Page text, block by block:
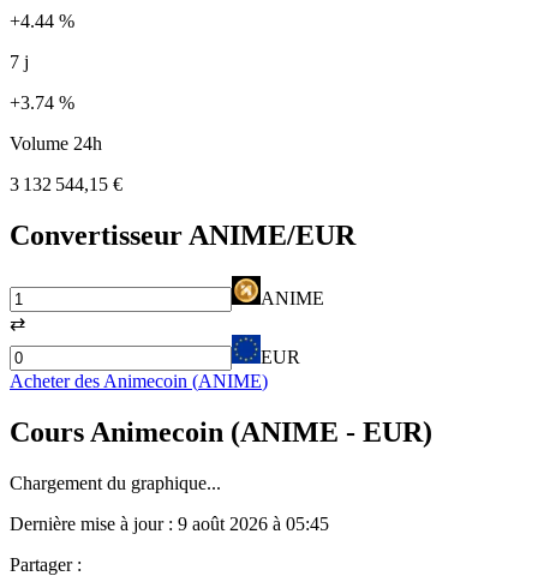
+4.44 %
7 j
+3.74 %
Volume 24h
3 132 544,15 €
Convertisseur ANIME/EUR
ANIME
⇄
EUR
Acheter des Animecoin (ANIME)
Cours Animecoin (ANIME - EUR)
Chargement du graphique...
Dernière mise à jour : 9 août 2026 à 05:45
Partager :